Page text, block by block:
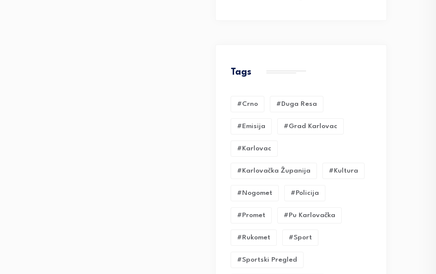
Tags
#crno #duga Resa
#emisija #grad Karlovac
#karlovac
#karlovačka Županija #kultura
#nogomet #policija
#promet #pu Karlovačka
#rukomet #sport
#sportski Pregled